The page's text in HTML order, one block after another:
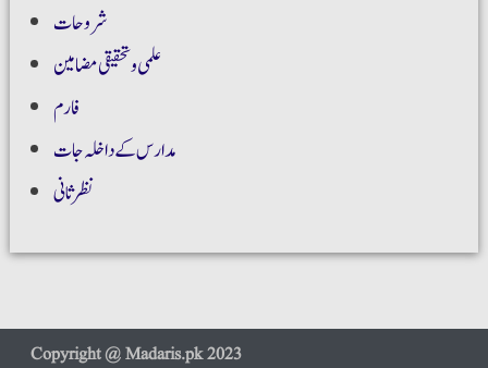
شروحات
علمی و تحقیقی مضامین
فارم
مدارس کے داخلہ جات
نظر ثانی